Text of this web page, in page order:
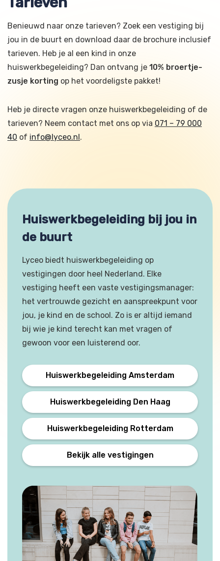
Benieuwd naar onze tarieven? Zoek een vestiging bij
jou in de buurt en download daar de brochure inclusief
tarieven. Heb je al een kind in onze
huiswerkbegeleiding? Dan ontvang je 10% broertje-
zusje korting op het voordeligste pakket!
Heb je directe vragen onze huiswerkbegeleiding of de
tarieven? Neem contact met ons op via 071 – 79 000
40 of info@lyceo.nl .
Huiswerkbegeleiding bij jou in
de buurt
Lyceo biedt huiswerkbegeleiding op
vestigingen door heel Nederland. Elke
vestiging heeft een vaste vestigingsmanager:
het vertrouwde gezicht en aanspreekpunt voor
jou, je kind en de school. Zo is er altijd iemand
bij wie je kind terecht kan met vragen of
gewoon voor een luisterend oor.
Huiswerkbegeleiding Amsterdam
Huiswerkbegeleiding Den Haag
Huiswerkbegeleiding Rotterdam
Bekijk alle vestigingen